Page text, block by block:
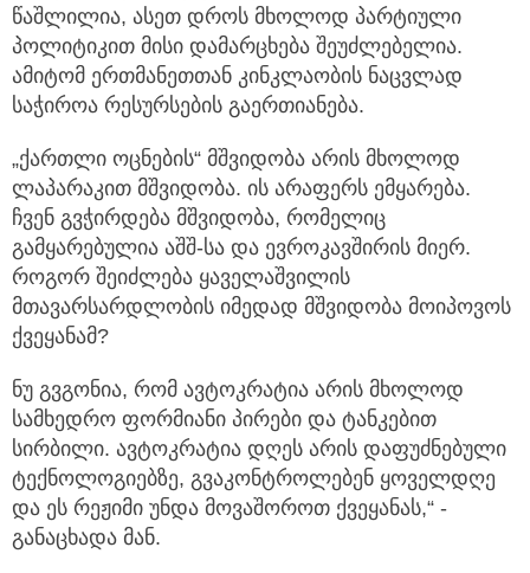
წაშლილია, ასეთ დროს მხოლოდ პარტიული
პოლიტიკით მისი დამარცხება შეუძლებელია.
ამიტომ ერთმანეთთან კინკლაობის ნაცვლად
საჭიროა რესურსების გაერთიანება.
„ქართლი ოცნების“ მშვიდობა არის მხოლოდ
ლაპარაკით მშვიდობა. ის არაფერს ემყარება.
ჩვენ გვჭირდება მშვიდობა, რომელიც
გამყარებულია აშშ-სა და ევროკავშირის მიერ.
როგორ შეიძლება ყაველაშვილის
მთავარსარდლობის იმედად მშვიდობა მოიპოვოს
ქვეყანამ?
ნუ გვგონია, რომ ავტოკრატია არის მხოლოდ
სამხედრო ფორმიანი პირები და ტანკებით
სირბილი. ავტოკრატია დღეს არის დაფუძნებული
ტექნოლოგიებზე, გვაკონტროლებენ ყოველდღე
და ეს რეჟიმი უნდა მოვაშოროთ ქვეყანას,“ -
განაცხადა მან.